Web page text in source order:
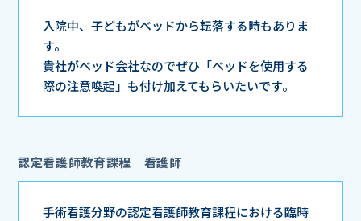
入院中、子どもがベッドから転落する時もありま
す。
貴社がベッド会社なのでぜひ「ベッドを使用する
際の注意喚起」も付け加えてもらいたいです。
認定看護師教育課程 看護師
手術看護分野の認定看護師教育課程における臨時